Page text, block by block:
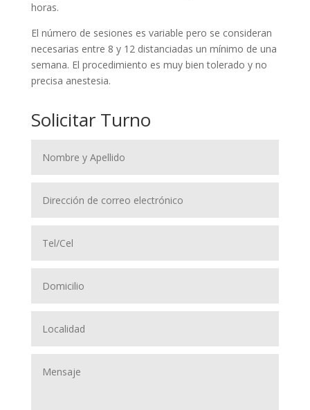
horas.
El número de sesiones es variable pero se consideran
necesarias entre 8 y 12 distanciadas un mínimo de una
semana. El procedimiento es muy bien tolerado y no
precisa anestesia.
Solicitar Turno